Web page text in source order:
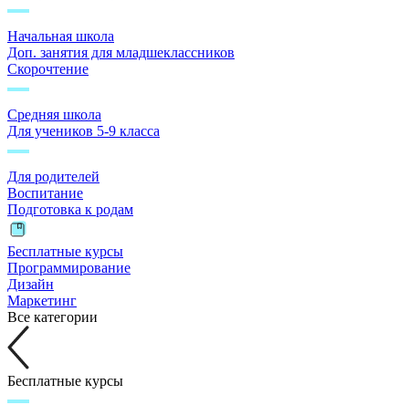
Начальная школа
Доп. занятия для младшеклассников
Скорочтение
Средняя школа
Для учеников 5-9 класса
Для родителей
Воспитание
Подготовка к родам
Бесплатные курсы
Программирование
Дизайн
Маркетинг
Все категории
Бесплатные курсы